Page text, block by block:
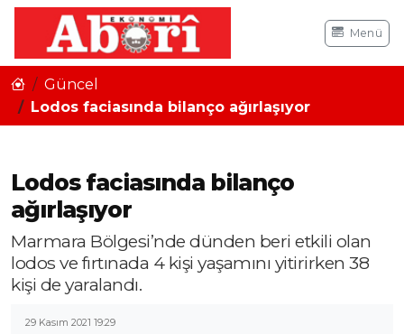
Menü
Güncel
Lodos faciasında bilanço ağırlaşıyor
Lodos faciasında bilanço
ağırlaşıyor
Marmara Bölgesi’nde dünden beri etkili olan
lodos ve fırtınada 4 kişi yaşamını yitirirken 38
kişi de yaralandı.
29 Kasım 2021 19:29